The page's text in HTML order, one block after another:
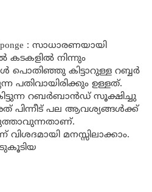
Sponge : സാധാരണയായി
കടകളിൽ നിന്നും
കിട്ടാറുള്ള റബ്ബർ
ഉള്ളത്.
റബർബാൻഡ് സൂക്ഷിച്ചു
പിന്നീട് പല ആവശ്യങ്ങൾക്ക്
മനസ്സിലാക്കാം.